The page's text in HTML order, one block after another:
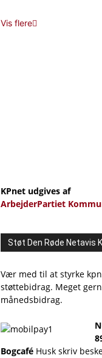
Vis flere
KPnet udgives af
ArbejderPartiet
Støt Den Røde Netavis
Vær med til at styrke
støttebidrag. Meget
månedsbidrag.
Bogcafé Husk skriv